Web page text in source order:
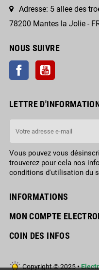
Adresse: 5 allee des
78200 Mantes la Jolie -
NOUS SUIVRE
FacebookYouTube
LETTRE
Vous pouvez vous
trouverez pour cela nos
conditions d'utilisation du
INFORMATIONS
MON COMPTE
COIN DES INFOS
Copyright © 2025•